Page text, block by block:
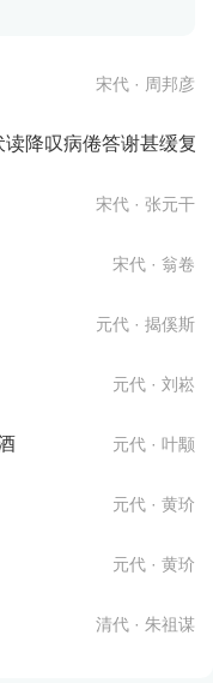
宋代 · 周邦彦
降叹病倦答谢甚缓复
宋代 · 张元干
宋代 · 翁卷
元代 · 揭傒斯
元代 · 刘崧
元代 · 叶颙
元代 · 黄玠
元代 · 黄玠
清代 · 朱祖谋